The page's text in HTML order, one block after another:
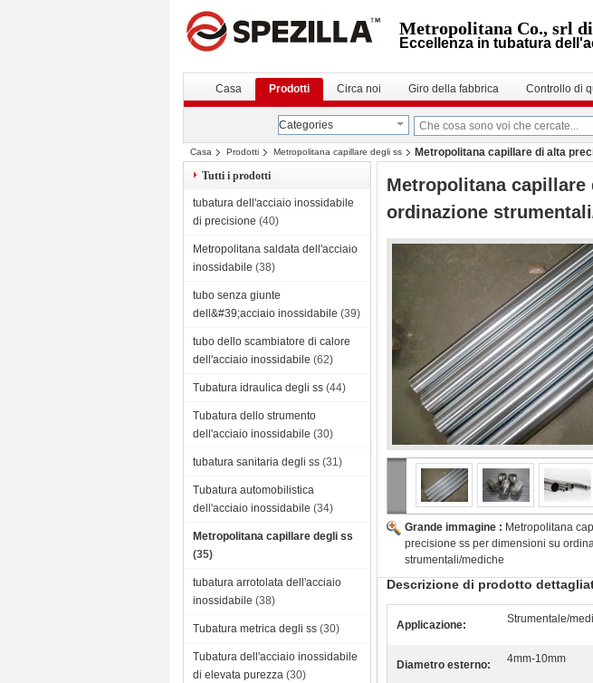
Metropolitana Co., srl
Eccellenza in tubatura
Casa Prodotti Circa noi Giro della fabbrica Controllo di
Categories
Casa Prodotti Metropolitana capillare degli ss
Metropolitana capillare di alta
Tutti i prodotti
tubatura dell'acciaio inossidabile
di precisione (40)
Metropolitana saldata dell'acciaio
inossidabile (38)
tubo senza giunte
dell&#39;acciaio inossidabile (39)
tubo dello scambiatore di calore
dell'acciaio inossidabile (62)
Tubatura idraulica degli ss (44)
Tubatura dello strumento
dell'acciaio inossidabile (30)
tubatura sanitaria degli ss (31)
Tubatura automobilistica
dell'acciaio inossidabile (34)
Metropolitana capillare degli ss
(35)
tubatura arrotolata dell'acciaio
inossidabile (38)
Tubatura metrica degli ss (30)
Tubatura dell'acciaio inossidabile
di elevata purezza (30)
Metropolitana
ordinazione
Grande immagine : Metropolitana
precisione ss per dimensioni su
strumentali/mediche
Descrizione di prodotto
Applicazione: Strumentale/
Diametro esterno: 4mm-10mm